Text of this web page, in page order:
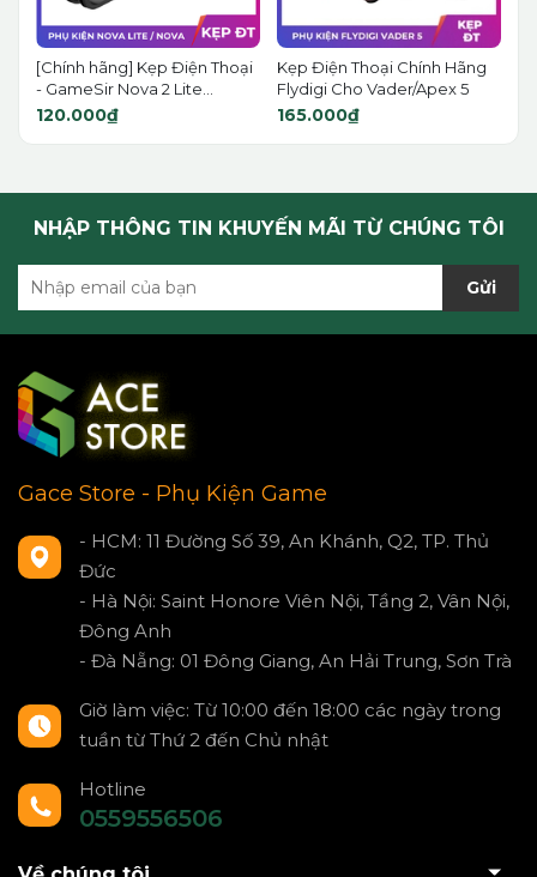
[Chính hãng] Kẹp Điện Thoại
- GameSir Nova 2 Lite...
120.000₫
Kẹp Điện Thoại Chính Hãng
Flydigi Cho Vader/Apex 5
165.000₫
NHẬP THÔNG TIN KHUYẾN MÃI TỪ CHÚNG TÔI
Gửi
Gace Store - Phụ Kiện Game
- HCM: 11 Đường Số 39, An Khánh, Q2, TP. Thủ
Đức
- Hà Nội: Saint Honore Viên Nội, Tầng 2, Vân Nội,
Đông Anh
- Đà Nẵng: 01 Đông Giang, An Hải Trung, Sơn Trà
Giờ làm việc: Từ 10:00 đến 18:00 các ngày trong
tuần từ Thứ 2 đến Chủ nhật
Hotline
0559556506